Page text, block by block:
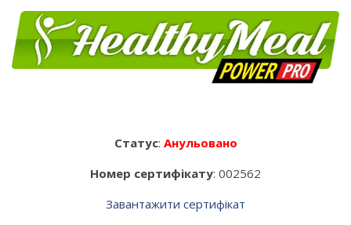
Статус: Анульовано
Номер сертифікату: 002562
Завантажити сертифікат